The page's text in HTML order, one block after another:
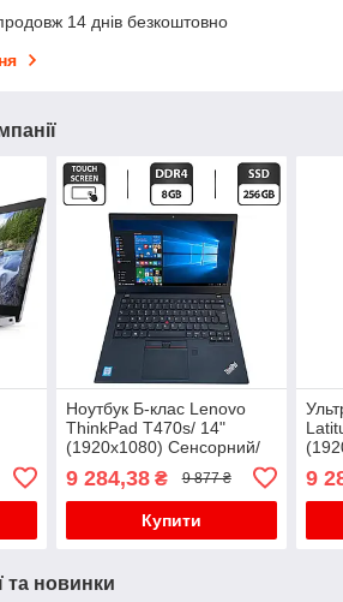
14 днів безкоштовно
Ноутбук Б-клас Lenovo
ThinkPad T470s/ 14"
(1920x1080) Сенсорний/
Core i7-6600U/ 8 GB RAM/
256 GB SSD/ HD 520
9 284,38₴ 9 877 ₴
Купити
32
9
та новинки